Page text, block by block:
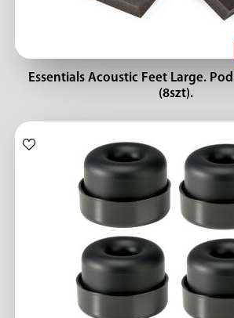
Essentials Acoustic Feet Large.
(8szt).